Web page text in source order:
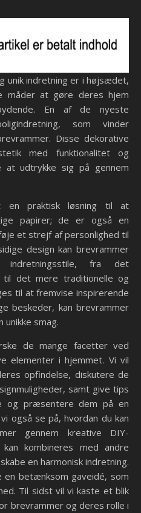
måder at gøre deres hjem
En af de nyeste
som vinder
Disse dekorative
med funktionalitet og
at udtrykke sig på gennem
en praktisk løsning til at
papirer; de er også en
et strejf af personlighed til
design kan brevrammer
indretningsstile, fra det
til det mere traditionelle og
til at fremvise inspirerende
beskeder, kan brevrammer
smag.
de mange facetter ved
elementer i hjemmet. Vi vil
opfindelse, diskutere de
samt give tips
og præsentere dem på en
også se på, hvordan du kan
gennem kreative DIY-
kombineres med andre
en harmonisk indretning.
betænksom gaveidé, som
Til sidst vil vi kaste et blik
brevrammer og deres rolle i